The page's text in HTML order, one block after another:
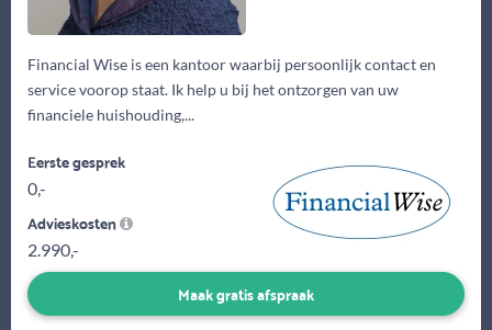
Financial Wise is een kantoor waarbij persoonlijk contact en
service voorop staat. Ik help u bij het ontzorgen van uw
financiele huishouding,...
Eerste gesprek
0,-
Advieskosten
2.990,-
Maak gratis afspraak